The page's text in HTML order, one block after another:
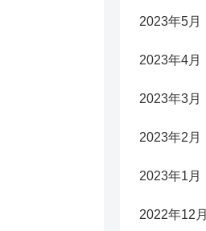
2023年5月
2023年4月
2023年3月
2023年2月
2023年1月
2022年12月